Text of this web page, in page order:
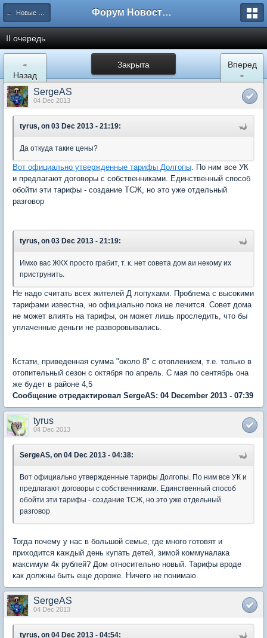
← Новые Водники Форум Новостройки
II очередь
Закрыта
«
Назад
Вперед
»
SergeAS
04 Dec 2013
tyrus, on 03 Dec 2013 - 21:19:
Да откуда такие цены?
Вот официально утвержденные тарифы Долгопы. По ним все УК
и предлагают договоры с собственниками. Единственный способ
обойти эти тарифы - создание ТСЖ, но это уже отдельный
разговор
tyrus, on 03 Dec 2013 - 21:19:
Имхо вас ЖКХ просто грабит, т. к. нет совета дом аи некому их
приструнить.
Не надо считать всех жителей Д лопухами. Проблема с высокими
тарифами известна, но официально пока не лечится. Совет дома
не может влиять на тарифы, он может лишь проследить, что бы
уплаченные деньги не разворовывались.
Кстати, приведенная сумма "около 8" с отоплением, т.е. только в
отопительный сезон с октября по апрель. С мая по сентябрь она
же будет в районе 4,5
Сообщение отредактировал SergeAS: 04 December 2013 - 07:39
tyrus
04 Dec 2013
SergeAS, on 04 Dec 2013 - 04:38:
Вот официально утвержденные тарифы Долгопы. По ним все УК и
предлагают договоры с собственниками. Единственный способ
обойти эти тарифы - создание ТСЖ, но это уже отдельный
разговор
Тогда почему у нас в большой семье, где много готовят и
приходится каждый день купать детей, зимой коммуналака
максимум 4к рублей? Дом относительно новый. Тарифы вроде
как должны быть еще дороже. Ничего не понимаю.
SergeAS
04 Dec 2013
tyrus, on 04 Dec 2013 - 04:54: